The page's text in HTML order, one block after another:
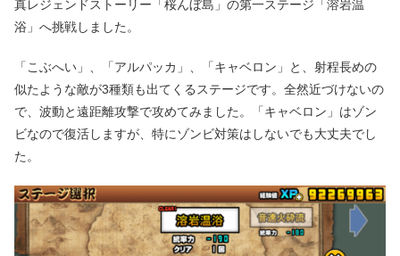
真レジェンドストーリー「桜んぼ島」の第一ステージ「溶岩温
浴」へ挑戦しました。
「こぶへい」、「アルパッカ」、「キャベロン」と、射程長めの
似たような敵が3種類も出てくるステージです。全然近づけないの
で、波動と遠距離攻撃で攻めてみました。「キャベロン」はゾン
ビなので復活しますが、特にゾンビ対策はしないでも大丈夫でし
た。